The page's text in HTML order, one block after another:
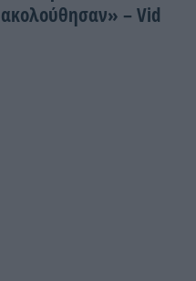
ακολούθησαν» – Vid